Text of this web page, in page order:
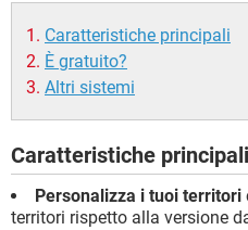
Caratteristiche principali
È gratuito?
Altri sistemi
Caratteristiche principali
Personalizza i tuoi territori
territori rispetto alla versione